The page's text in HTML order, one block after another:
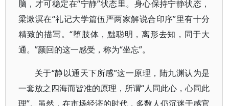
脑，才可稳定在“宁静”状态里。身心保持宁静状态，
梁漱溟在“礼记大学篇伍严两家解说合印序”里有十分
精致的描写。“堕肢体，黜聪明，离形去知，同于大
通。”颜回的这一感受，称为“坐忘”。
关于“静以通天下所感”这一原理，陆九渊认为是
一套放之四海而皆准的原理，所谓“人同此心，心同此
理”。虽然，在市场经济的时代，多数人仍沉迷于感官